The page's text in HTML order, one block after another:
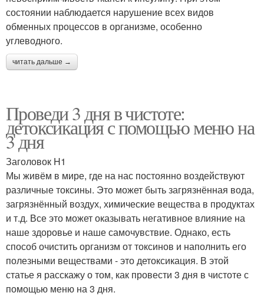
состоянии наблюдается нарушение всех видов
обменных процессов в организме, особенно
углеводного.
читать дальше →
Проведи 3 дня в чистоте:
детоксикация с помощью меню на
3 дня
Заголовок H1
Мы живём в мире, где на нас постоянно воздействуют
различные токсины. Это может быть загрязнённая вода,
загрязнённый воздух, химические вещества в продуктах
и т.д. Все это может оказывать негативное влияние на
наше здоровье и наше самочувствие. Однако, есть
способ очистить организм от токсинов и наполнить его
полезными веществами - это детоксикация. В этой
статье я расскажу о том, как провести 3 дня в чистоте с
помощью меню на 3 дня.